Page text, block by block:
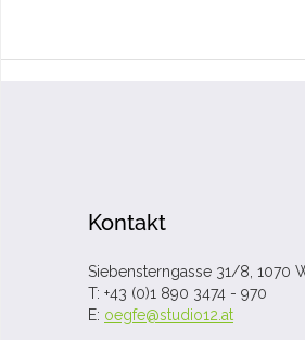
Kontakt
Siebensterngasse 31/8, 1070
T: +43 (0)1 890 3474 - 970
E: oegfe@studio12.at